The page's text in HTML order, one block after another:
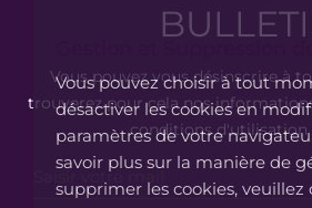
Vous pouvez choisir à tout
désactiver les cookies en
paramètres de votre
savoir plus sur la manière de
supprimer les cookies, veuillez
Vous pouvez vous désinscrire à
trouverez pour cela nos
conditions d'utilisation